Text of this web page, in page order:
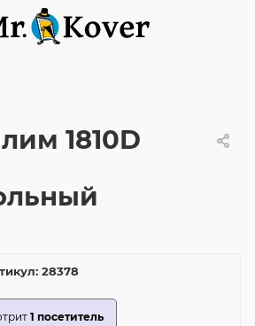
1810D
28378
1 посетитель